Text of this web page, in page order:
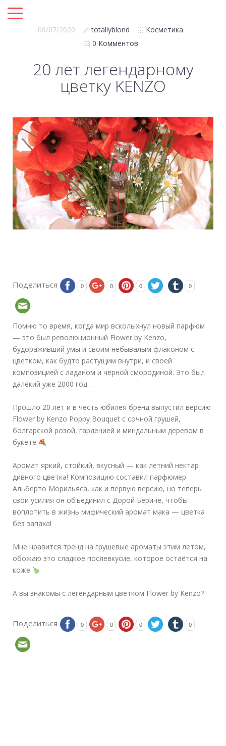
06/07/2020 totallyblond
Косметика
0 Комментов
20 лет легендарному
цветку KENZO
Поделиться 0 0 0 0
Помню то время, когда мир всколыхнул новый парфюм
— это был революционный Flower by Kenzo,
будораживший умы и своим небывалым флаконом с
цветком, как будто растущим внутри, и своей
композицией с ладаном и чёрной смородиной. Это был
далёкий уже 2000 год…
Прошло 20 лет и в честь юбилея бренд выпустил версию
Flower by Kenzo Poppy Bouquet с сочной грушей,
болгарской розой, гарденией и миндальным деревом в
букете
Аромат яркий, стойкий, вкусный — как летний нектар
дивного цветка! Композицию составил парфюмер
Альберто Морильяса, как и первую версию, но теперь
свои усилия он объединил с Дорой Бериче, чтобы
воплотить в жизнь мифический аромат мака — цветка
без запаха!
Мне нравится тренд на грушевые ароматы этим летом,
обожаю это сладкое послевкусие, которое остаётся на
коже
А вы знакомы с легендарным цветком Flower by Kenzo?
Поделиться 0 0 0 0